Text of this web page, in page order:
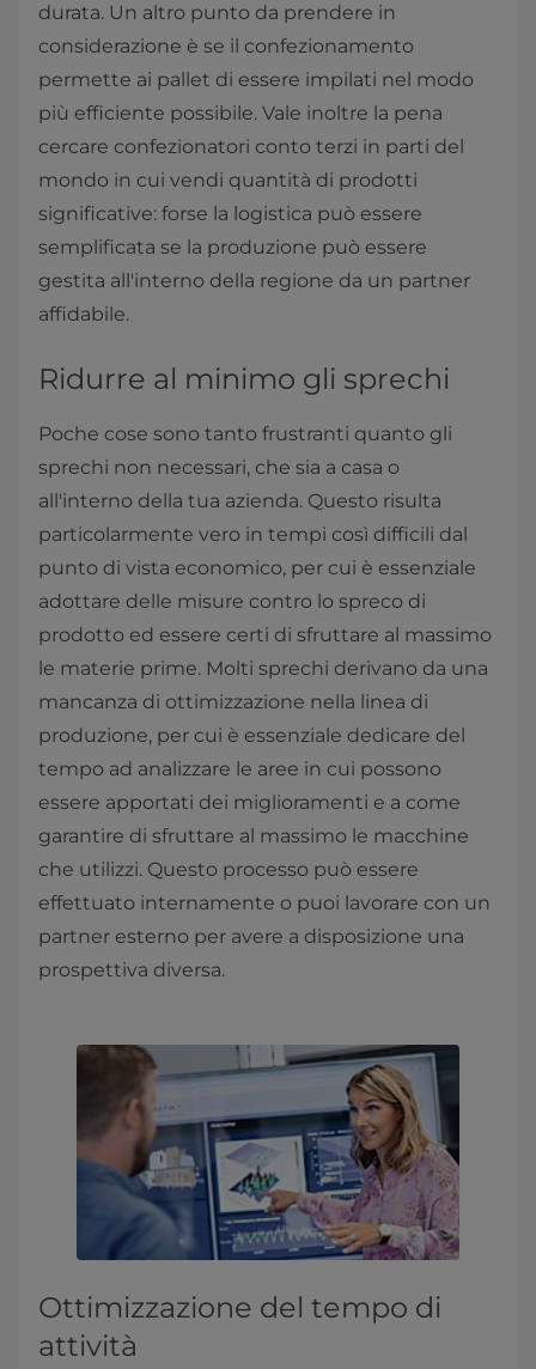
durata. Un altro punto da prendere in
considerazione è se il confezionamento
permette ai pallet di essere impilati nel modo
più efficiente possibile. Vale inoltre la pena
cercare confezionatori conto terzi in parti del
mondo in cui vendi quantità di prodotti
significative: forse la logistica può essere
semplificata se la produzione può essere
gestita all'interno della regione da un partner
affidabile.
Ridurre al minimo gli sprechi
Poche cose sono tanto frustranti quanto gli
sprechi non necessari, che sia a casa o
all'interno della tua azienda. Questo risulta
particolarmente vero in tempi così difficili dal
punto di vista economico, per cui è essenziale
adottare delle misure contro lo spreco di
prodotto ed essere certi di sfruttare al massimo
le materie prime. Molti sprechi derivano da una
mancanza di ottimizzazione nella linea di
produzione, per cui è essenziale dedicare del
tempo ad analizzare le aree in cui possono
essere apportati dei miglioramenti e a come
garantire di sfruttare al massimo le macchine
che utilizzi. Questo processo può essere
effettuato internamente o puoi lavorare con un
partner esterno per avere a disposizione una
prospettiva diversa.
Ottimizzazione del tempo di
attività